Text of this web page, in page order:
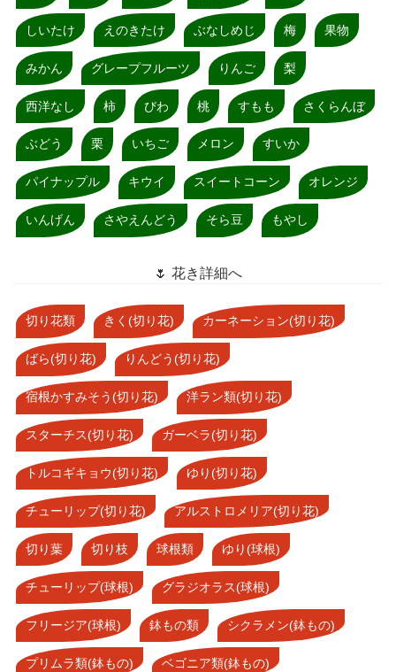
しいたけ えのきたけ ぶなしめじ 梅 果物
みかん グレープフルーツ りんご 梨
西洋なし 柿 びわ 桃 すもも さくらんぼ
ぶどう 栗 いちご メロン すいか
パイナップル キウイ スイートコーン オレンジ
いんげん さやえんどう そら豆 もやし
🌷 花き詳細へ
切り花類 きく(切り花) カーネーション(切り花)
ばら(切り花) りんどう(切り花)
宿根かすみそう(切り花) 洋ラン類(切り花)
スターチス(切り花) ガーベラ(切り花)
トルコギキョウ(切り花) ゆり(切り花)
チューリップ(切り花) アルストロメリア(切り花)
切り葉 切り枝 球根類 ゆり(球根)
チューリップ(球根) グラジオラス(球根)
フリージア(球根) 鉢もの類 シクラメン(鉢もの)
プリムラ類(鉢もの) ベゴニア類(鉢もの)